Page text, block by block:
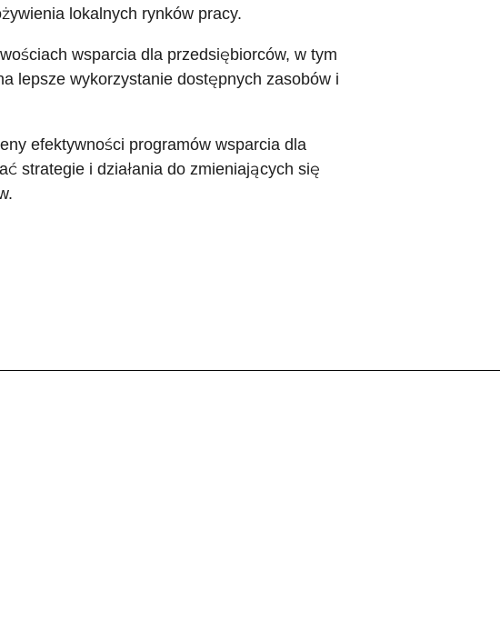
lokalnych rynków pracy.
wsparcia dla przedsiębiorców, w tym
lepsze wykorzystanie dostępnych zasobów i
efektywności programów wsparcia dla
strategie i działania do zmieniających się